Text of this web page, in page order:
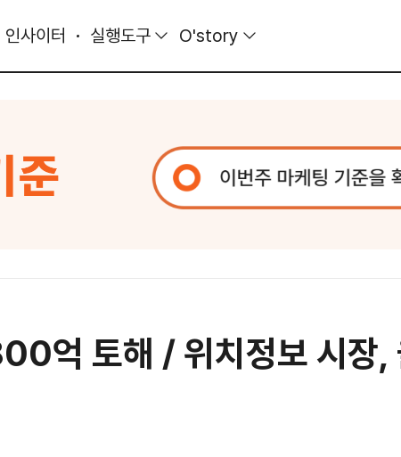
인사이터 실행도구 O'story
억 토해 / 위치정보 시장,